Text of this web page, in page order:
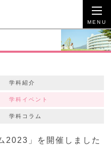
学科紹介
学科イベント
学科コラム
2023」を開催しました